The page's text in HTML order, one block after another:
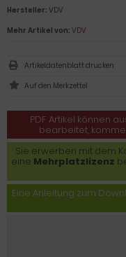
PDF Artikel können
bearbeitet,
Sie erwerben mit dem
eine Mehrplatzlizenz
Eine Anleitung zum
Hersteller: VDV
Mehr Artikel von: VDV
Artikeldatenblatt drucken